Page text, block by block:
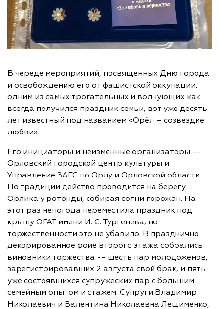
В череде мероприятий, посвященных Дню города
и освобождению его от фашистской оккупации,
одним из самых трогательных и волнующих как
всегда получился праздник семьи, вот уже десять
лет известный под названием «Орёл – созвездие
любви».
Его инициаторы и неизменные организаторы --
Орловский городской центр культуры и
Управление ЗАГС по Орлу и Орловской области.
По традиции действо проводится на берегу
Орлика у ротонды, собирая сотни горожан. На
этот раз непогода переместила праздник под
крышу ОГАТ имени И. С. Тургенева, но
торжественности это не убавило. В празднично
декорированное фойе второго этажа собрались
виновники торжества -- шесть пар молодоженов,
зарегистрировавших 2 августа свой брак, и пять
уже состоявшихся супружеских пар с большим
семейным опытом и стажем. Супруги Владимир
Николаевич и Валентина Николаевна Лещименко,